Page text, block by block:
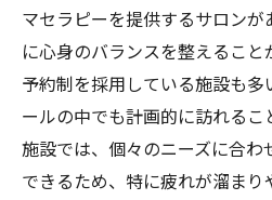
マセラピーを提供するサロン
に心身のバランスを整えるこ
予約制を採用している施設も多
ールの中でも計画的に訪れるこ
施設では、個々のニーズに合
できるため、特に疲れが溜ま